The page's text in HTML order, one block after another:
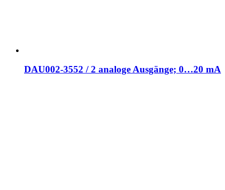
DAU002-3552 / 2 analoge Ausgänge; 0…20 mA